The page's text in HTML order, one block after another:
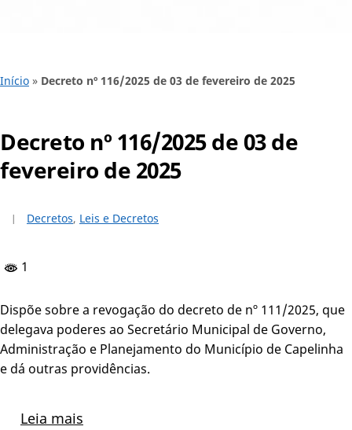
Início » Decreto nº 116/2025 de 03 de fevereiro de 2025
Decreto nº 116/2025 de 03 de
fevereiro de 2025
Decretos, Leis e Decretos
1
Dispõe sobre a revogação do decreto de nº 111/2025, que
delegava poderes ao Secretário Municipal de Governo,
Administração e Planejamento do Município de Capelinha
e dá outras providências.
Leia mais